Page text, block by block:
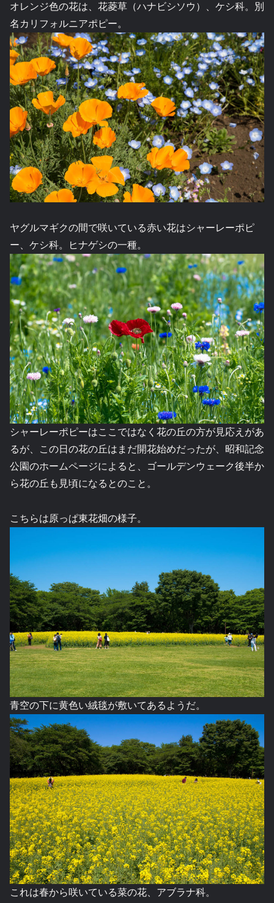
オレンジ色の花は、花菱草（ハナビシソウ）、ケシ科。別
名カリフォルニアポピー。
ヤグルマギクの間で咲いている赤い花はシャーレーポピ
ー、ケシ科。ヒナゲシの一種。
シャーレーポピーはここではなく花の丘の方が見応えがあ
るが、この日の花の丘はまだ開花始めだったが、昭和記念
公園のホームページによると、ゴールデンウェーク後半か
ら花の丘も見頃になるとのこと。
こちらは原っぱ東花畑の様子。
青空の下に黄色い絨毯が敷いてあるようだ。
これは春から咲いている菜の花、アブラナ科。